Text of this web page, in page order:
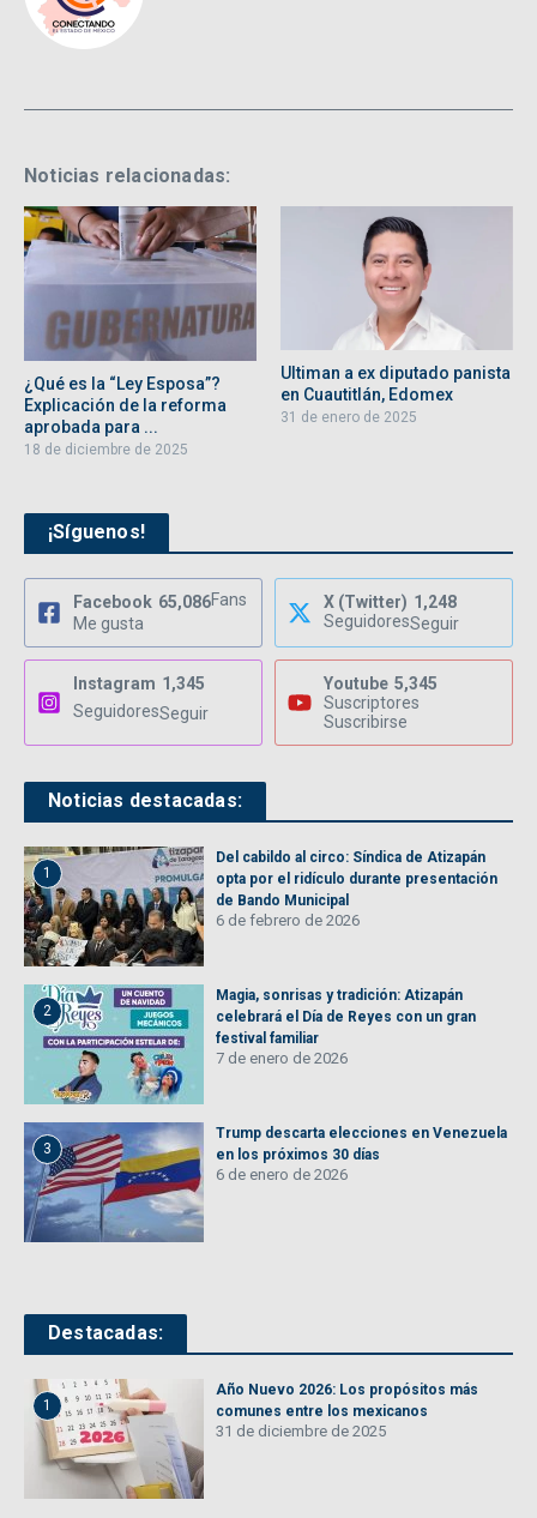
Noticias relacionadas:
¿Qué es la “Ley Esposa”?
Explicación de la reforma
aprobada para ...
18 de diciembre de 2025
Ultiman a ex diputado panista
en Cuautitlán, Edomex
31 de enero de 2025
¡Síguenos!
Facebook 65,086Fans
Me gusta
X (Twitter) 1,248
SeguidoresSeguir
Instagram 1,345
SeguidoresSeguir
Youtube 5,345
Suscriptores
Suscribirse
Noticias destacadas:
1
Del cabildo al circo: Síndica de Atizapán
opta por el ridículo durante presentación
de Bando Municipal
6 de febrero de 2026
2
Magia, sonrisas y tradición: Atizapán
celebrará el Día de Reyes con un gran
festival familiar
7 de enero de 2026
3
Trump descarta elecciones en Venezuela
en los próximos 30 días
6 de enero de 2026
Destacadas:
1
Año Nuevo 2026: Los propósitos más
comunes entre los mexicanos
31 de diciembre de 2025